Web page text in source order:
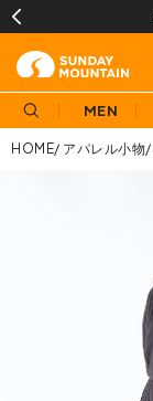
MEN
HOME アパレル小物